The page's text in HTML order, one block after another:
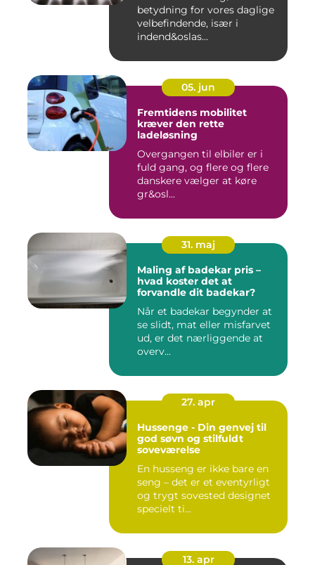
betydning for vores daglige
velbefindende, især i
indend&oslas...
05. jun
Fremtidens mobilitet
kræver den rette
ladeløsning
Overgangen til elbiler er i
fuld gang, og flere og flere
danskere vælger at køre
gr&osl...
31. maj
Maling af badekar pris –
hvad koster det at
forvandle dit badekar?
Når et badekar begynder at
se slidt, mat eller misfarvet
ud, er det nærliggende at
overv...
27. apr
Hussenge - Din genvej til
god søvn og stilfuldt
soveværelse
En husseng er ikke bare en
seng – det er et eventyrligt
og trygt sovested designet
specielt ti...
13. apr